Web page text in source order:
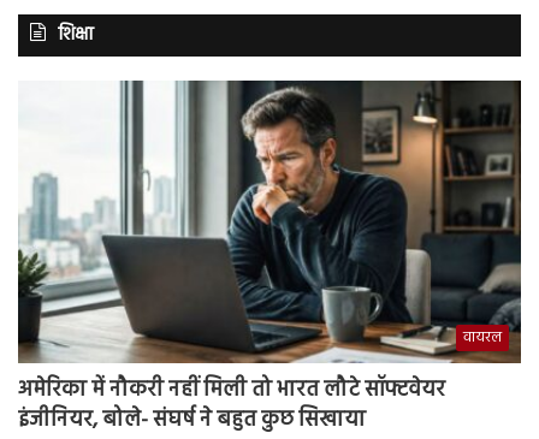
शिक्षा
वायरल
अमेरिका में नौकरी नहीं मिली तो भारत लौटे सॉफ्टवेयर
इंजीनियर, बोले- संघर्ष ने बहुत कुछ सिखाया